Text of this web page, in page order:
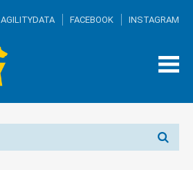
AGILITYDATA FACEBOOK INSTAGRAM